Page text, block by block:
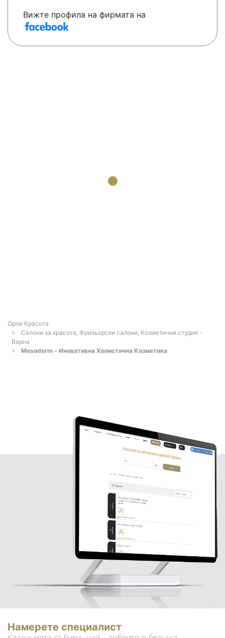
Вижте профила на фирмата на
Орли Красота
Салони за красота, Фризьорски салони, Козметични студия -
Варна
Mesoderm - Иновативна Холистична Козметика
Намерете специалист